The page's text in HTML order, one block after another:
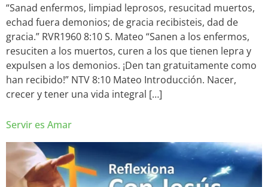
“Sanad enfermos, limpiad leprosos, resucitad muertos,
echad fuera demonios; de gracia recibisteis, dad de
gracia.” RVR1960 8:10 S. Mateo “Sanen a los enfermos,
resuciten a los muertos, curen a los que tienen lepra y
expulsen a los demonios. ¡Den tan gratuitamente como
han recibido!” NTV 8:10 Mateo Introducción. Nacer,
crecer y tener una vida integral […]
Servir es Amar